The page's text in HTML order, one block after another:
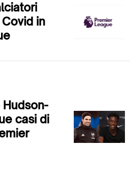
in
Hudson-
casi di